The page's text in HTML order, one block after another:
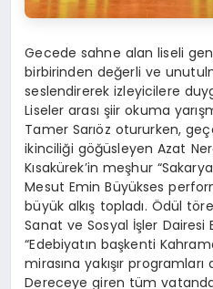
Gecede sahne alan liseli
birbirinden değerli ve
seslendirerek izleyicilere
Liseler arası şiir okuma
Tamer Sarıöz otururken,
ikinciliği göğüsleyen Azat
Kısakürek’in meşhur
Mesut Emin Büyükses
büyük alkış topladı. Ödül
Sanat ve Sosyal İşler Dairesi
“Edebiyatın başkenti
mirasına yakışır
Dereceye giren tüm